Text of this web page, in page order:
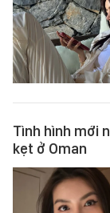
Tình hình mới
kẹt ở Oman